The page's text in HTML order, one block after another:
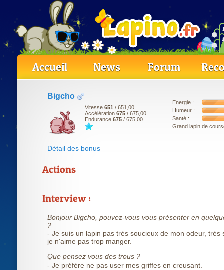
Accueil News Forum
Bigcho
Vitesse 651 / 651,00
Accélération 675 / 675,00
Endurance 675 / 675,00
Energie :
Humeur :
Santé :
Grand lapin de
Détail des bonus
Actions
Interview :
Bonjour Bigcho, pouvez-vous vous présenter en
?
- Je suis un lapin pas très soucieux de mon odeur, très
je n'aime pas trop manger.
Que pensez vous des trous ?
- Je préfère ne pas user mes griffes en creusant.